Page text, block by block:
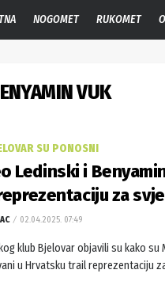
NOGOMET RUKOMET
VUK
SU PONOSNI
Ledinski i
za
02.04.2025. 07:49
klub Bjelovar objavili su kako su
u Hrvatsku trail reprezentaciju